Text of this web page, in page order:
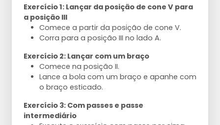
Exercício 1: Lançar da posição de cone V para
a posição III
Comece a partir da posição de cone V.
Corra para a posição III no lado A.
Exercício 2: Lançar com um braço
Comece na posição II.
Lance a bola com um braço e apanhe com
o braço esticado.
Exercício 3: Com passes e passe
intermediário